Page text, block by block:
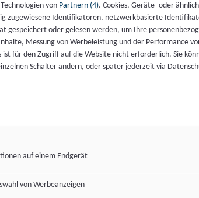
von Partnern (4). Cookies, Geräte- oder
zugewiesene Identifikatoren, netzwerkbasierte
gespeichert oder gelesen werden, um Ihre
Messung von Werbeleistung und der Performance
für den Zugriff auf die Website nicht erforderlich. Sie
Schalter ändern, oder später jederzeit via
auf einem Endgerät
von Werbeanzeigen